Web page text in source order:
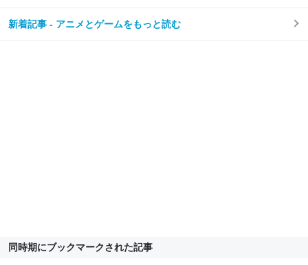
新着記事 - アニメとゲームをもっと読む
同時期にブックマークされた記事